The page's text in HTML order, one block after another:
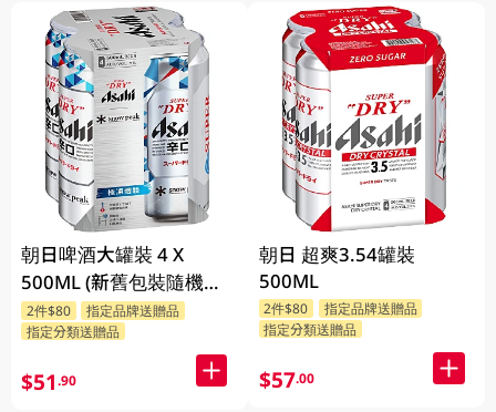
朝日啤酒大罐裝 4 X
500ML (新舊包裝隨機發
貨)
2件$80
指定品牌送贈品
指定分類送贈品
$51.90
朝日 超爽3.54罐裝
500ML
2件$80
指定品牌送贈品
指定分類送贈品
$57.00